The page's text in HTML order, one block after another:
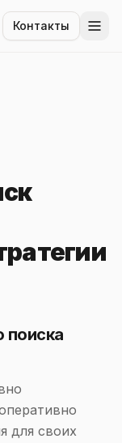
Контакты
поиска
для своих